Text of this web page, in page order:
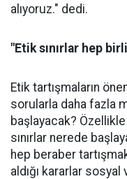
alıyoruz." dedi.
"Etik sınırlar hep
Etik tartışmaların
sorularla daha fazla
başlayacak?
sınırlar nerede
hep beraber
aldığı kararlar sosyal